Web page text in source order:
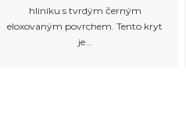
hliníku s tvrdým černým
eloxovaným povrchem. Tento kryt
je...